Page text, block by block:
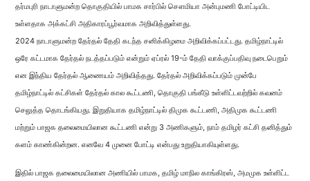
தர்மபுரி நாடாளுமன்ற தொகுதியில் பாமக சார்பில் சௌமியா அன்புமணி போட்டியிட
உள்ளதாக அக்கட்சி அதிகாரப்பூர்வமாக அறிவித்துள்ளது.
2024 நாடாளுமன்ற தேர்தல் தேதி கடந்த சனிக்கிழமை அறிவிக்கப்பட்டது. தமிழ்நாட்டில்
ஒரே கட்டமாக தேர்தல் நடத்தப்படும் என்றும் ஏப்ரல் 19-ம் தேதி வாக்குப்பதிவு நடைபெறும்
என இந்திய தேர்தல் ஆணையம் அறிவித்தது. தேர்தல் அறிவிக்கப்படும் முன்பே
தமிழ்நாட்டில் கட்சிகள் தேர்தல் கால கூட்டணி, தொகுதி பங்கீடு உள்ளிட்டவற்றில் கவனம்
செலுத்த தொடங்கியது. இறுதியாக தமிழ்நாட்டில் திமுக கூட்டணி, அதிமுக கூட்டணி
மற்றும் பாஜக தலைமையிலான கூட்டணி என்று 3 அணிகளும், நாம் தமிழர் கட்சி தனித்தும்
களம் காண்கின்றன. எனவே 4 முனை போட்டி என்பது உறுதியாகியுள்ளது.
இதில் பாஜக தலைமையிலான அணியில் பாமக, தமிழ் மாநில காங்கிரஸ், அமமுக உள்ளிட்ட